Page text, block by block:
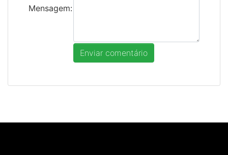
Mensagem: